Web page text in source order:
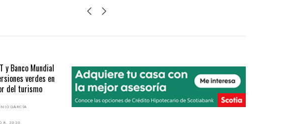
y Banco Mundial
verdes en
del turismo
GARCÍA
8, 2020